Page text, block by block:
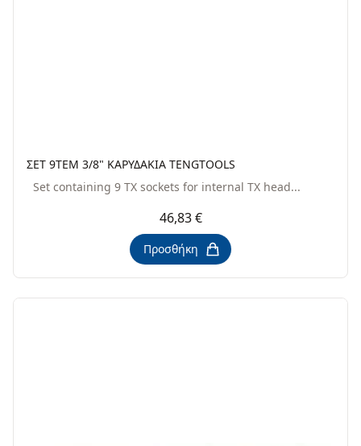
ΣΕΤ 9ΤΕΜ 3/8" ΚΑΡΥΔΑΚΙΑ TENGTOOLS
Set containing 9 TX sockets for internal TX head...
46,83 €
Προσθήκη